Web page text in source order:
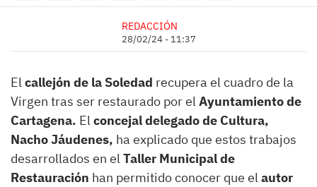
REDACCIÓN
28/02/24 - 11:37
Elcallejón de la Soledad recupera el cuadro de la
Virgen tras ser restaurado por elAyuntamiento de
Cartagena. Elconcejal delegado de Cultura,
Nacho Jáudenes, ha explicado que estos trabajos
desarrollados en elTaller Municipal de
Restauración han permitido conocer que elautor